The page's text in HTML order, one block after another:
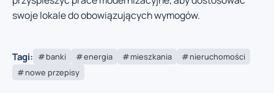
swoje lokale do obowiązujących wymogów.
Tagi: banki energia mieszkania
nieruchomości
nowe przepisy